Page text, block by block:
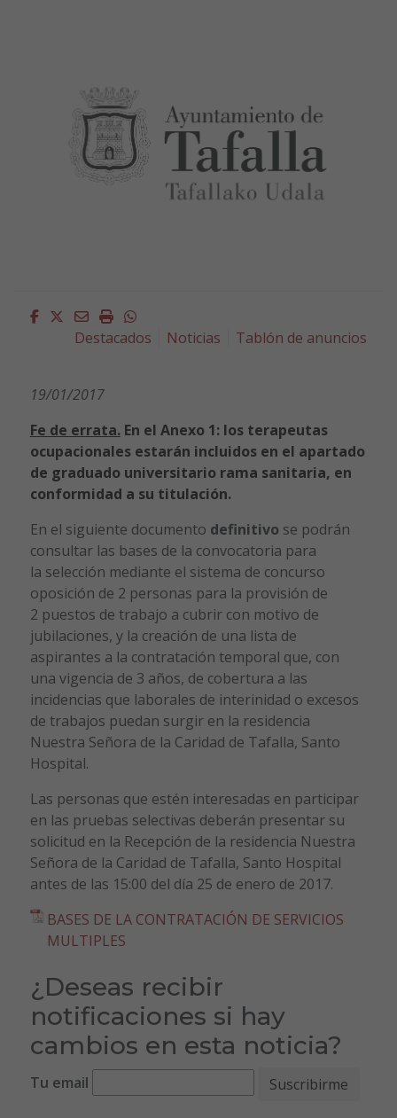
Facebook
Twitter
EmailImprimirWhatsapp
Destacados
Noticias Tablón de anuncios
19/01/2017
Fe de errata.En el Anexo 1: los terapeutas
ocupacionales estarán incluidos en el apartado
de graduado universitario rama sanitaria, en
conformidad a su titulación.
En el siguiente documento definitivo se podrán
consultar las bases de la convocatoria para
la selección mediante el sistema de concurso
oposición de 2 personas para la provisión de
2 puestos de trabajo a cubrir con motivo de
jubilaciones, y la creación de una lista de
aspirantes a la contratación temporal que, con
una vigencia de 3 años, de cobertura a las
incidencias que laborales de interinidad o excesos
de trabajos puedan surgir en la residencia
Nuestra Señora de la Caridad de Tafalla, Santo
Hospital.
Las personas que estén interesadas en participar
en las pruebas selectivas deberán presentar su
solicitud en la Recepción de la residencia Nuestra
Señora de la Caridad de Tafalla, Santo Hospital
antes de las 15:00 del día 25 de enero de 2017.
BASES DE LA CONTRATACIÓN DE SERVICIOS
MULTIPLES
¿Deseas recibir
notificaciones si hay
cambios en esta noticia?
Tu email